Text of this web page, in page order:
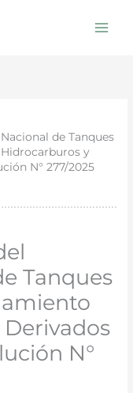
de Tanques
y
N° 277/2025
Tanques
N°